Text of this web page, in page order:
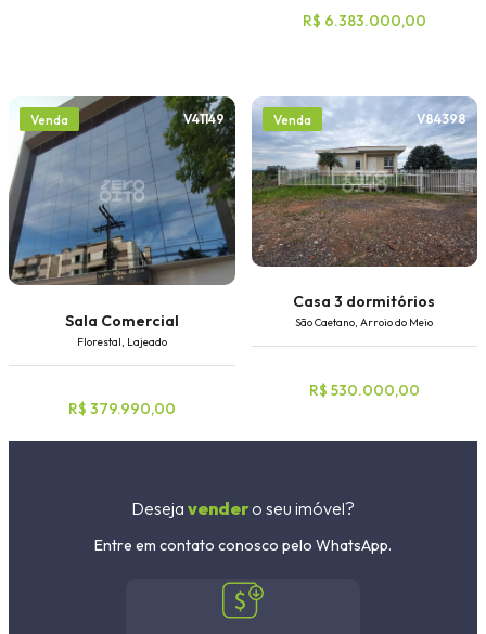
R$ 6.383.000,00
Venda V41149
Sala Comercial
Florestal, Lajeado
R$ 379.990,00
Venda V84398
Casa 3 dormitórios
São Caetano, Arroio do Meio
R$ 530.000,00
Deseja vendero seu imóvel?
Entre em contato conosco pelo WhatsApp.